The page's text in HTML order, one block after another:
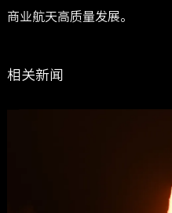
商业航天高质量发展。
相关新闻